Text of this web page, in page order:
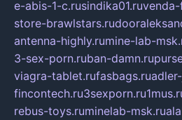
e-abis-1-c.rusindika01.ru
store-brawlstars.ru
antenna-highly.rumine-lab-
3-sex-porn.ruban-damn.ru
viagra-tablet.rufasbags.ru
fincontech.ru3sexporn.ru
rebus-toys.ruminelab-msk.ru